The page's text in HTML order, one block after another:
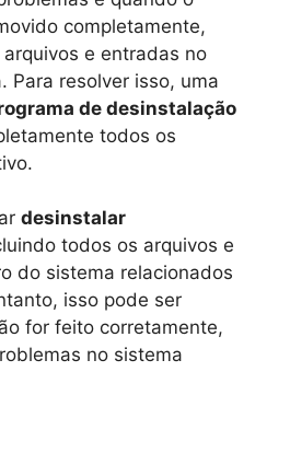
completamente,
e entradas no
Para resolver isso, uma
de desinstalação
todos os
desinstalar
todos os arquivos e
do sistema relacionados
isso pode ser
for feito corretamente,
no sistema